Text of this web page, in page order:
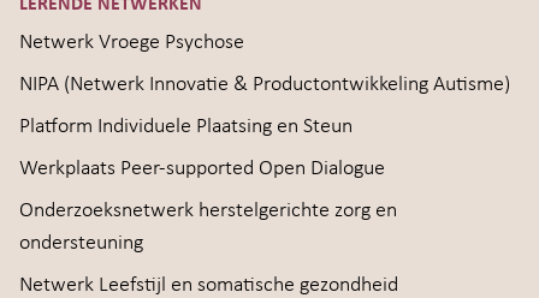
LERENDE NETWERKEN
Netwerk Vroege Psychose
NIPA (Netwerk Innovatie & Productontwikkeling Autisme)
Platform Individuele Plaatsing en Steun
Werkplaats Peer-supported Open Dialogue
Onderzoeksnetwerk herstelgerichte zorg en
ondersteuning
Netwerk Leefstijl en somatische gezondheid